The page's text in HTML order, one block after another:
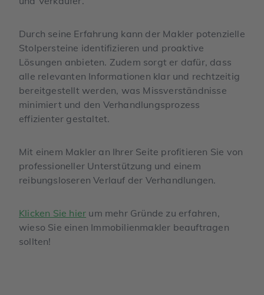
Durch seine Erfahrung kann der Makler potenzielle
Stolpersteine identifizieren und proaktive
Lösungen anbieten. Zudem sorgt er dafür, dass
alle relevanten Informationen klar und rechtzeitig
bereitgestellt werden, was Missverständnisse
minimiert und den Verhandlungsprozess
effizienter gestaltet.
Mit einem Makler an Ihrer Seite profitieren Sie von
professioneller Unterstützung und einem
reibungsloseren Verlauf der Verhandlungen.
Klicken Sie hier um mehr Gründe zu erfahren,
wieso Sie einen Immobilienmakler beauftragen
sollten!